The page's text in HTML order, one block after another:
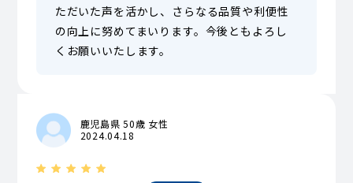
ただいた声を活かし、さらなる品質や利便性
の向上に努めてまいります。今後ともよろし
くお願いいたします。
鹿児島県 50歳 女性
2024.04.18